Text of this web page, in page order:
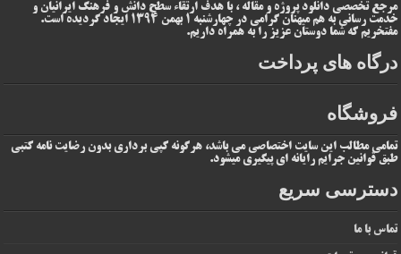
مرجع تخصصی دانلود پروژه و مقاله ، با هدف ارتقاء سطح دانش و فرهنگ ایرانیان و
خدمت رسانی به هم میهنان گرامی در چهارشنبه 1 بهمن 1394 ایجاد گردیده است.
مفتخریم که شما دوستان عزیز را به همراه داریم.
درگاه های پرداخت
فروشگاه
تمامی مطالب این سایت اختصاصی می باشد، هرگونه کپی برداری بدون رضایت نامه کتبی
طبق قوانین جرایم رایانه ای پیگیری میشود.
دسترسی سریع
تماس با ما